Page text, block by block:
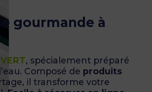
gourmande à
, spécialement préparé
Composé de produits
il transforme votre